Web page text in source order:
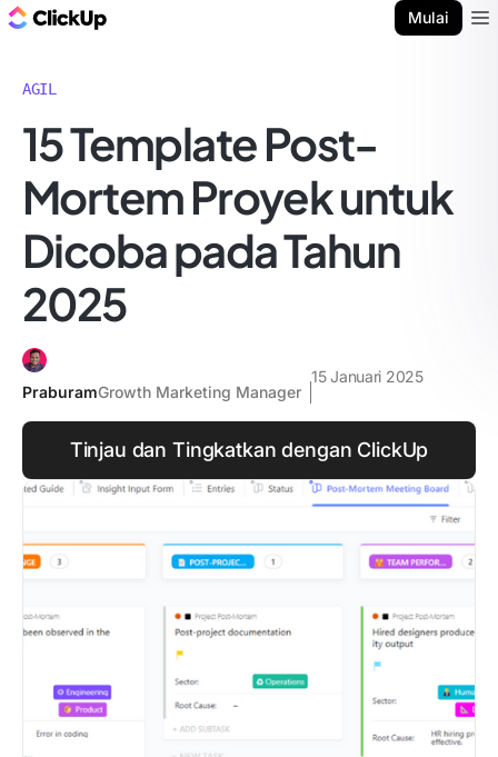
Mulai
AGIL
15 Template Post-
Mortem Proyek untuk
Dicoba pada Tahun
2025
PraburamGrowth Marketing Manager
15 Januari 2025
Tinjau dan Tingkatkan dengan ClickUp